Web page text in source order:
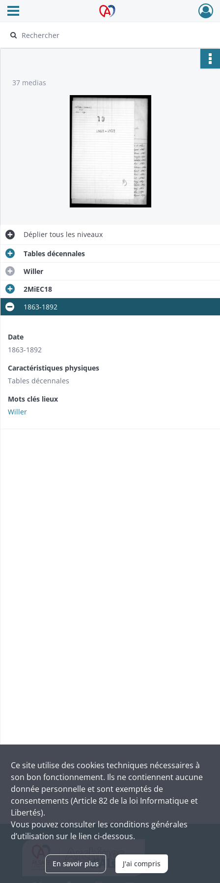
Archives Alsace - Colmar
Ouvrir le menu déroulant
37 medias
Déplier tous les niveaux
Tables décennales
Willer
2MiEC18
1863-1892
Date
1863-1892
Caractéristiques physiques
Tables décennales
Mots clés lieux
Willer
Ce site utilise des cookies techniques nécessaires à
son bon fonctionnement. Ils ne contiennent aucune
donnée personnelle et sont exemptés de
consentements (Article 82 de la loi Informatique et
Libertés).
Vous pouvez consulter les conditions générales
d’utilisation sur le lien ci-dessous.
En savoir plus J'ai compris